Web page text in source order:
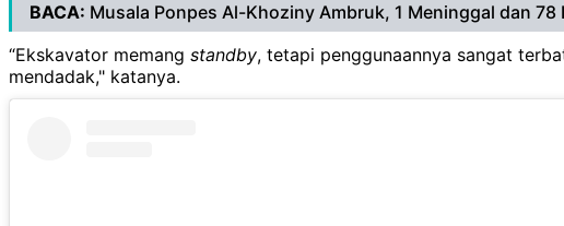
BACA: Musala Ponpes Al-Khoziny Ambruk, 1 Meninggal dan 78
“Ekskavator memang standby, tetapi penggunaannya sangat
mendadak," katanya.